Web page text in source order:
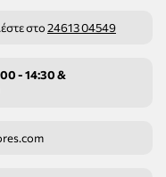
στο24613 04549
- 14:30 &